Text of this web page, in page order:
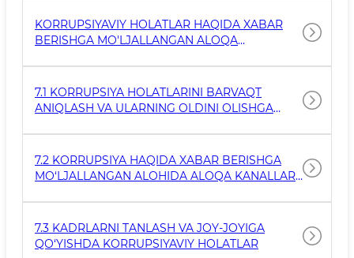
MATERIALLARI VA METODIK QO'LLANMALARI
KORRUPSIYAVIY HOLATLAR HAQIDA XABAR
BERISHGA MO'LJALLANGAN ALOQA
7.1 KORRUPSIYA HOLATLARINI BARVAQT
ANIQLASH VA ULARNING OLDINI OLISHGA
7.2 KORRUPSIYA HAQIDA XABAR BERISHGA
MO‘LJALLANGAN ALOHIDA ALOQA KANALLARI
7.3 KADRLARNI TANLASH VA JOY-JOYIGA
QO‘YISHDA KORRUPSIYAVIY HOLATLAR